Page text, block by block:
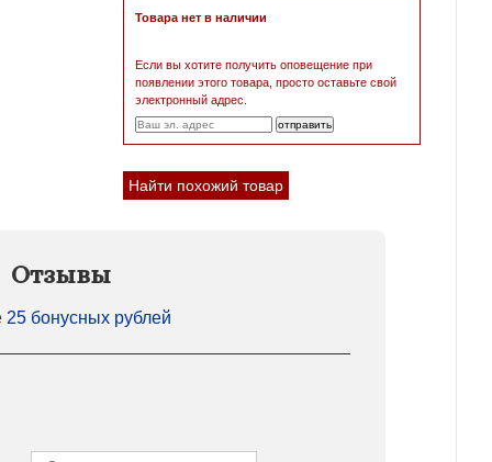
Товара нет в наличии
Если вы хотите получить оповещение при
появлении этого товара, просто оставьте свой
электронный адрес.
Найти похожий товар
Отзывы
25 бонусных рублей